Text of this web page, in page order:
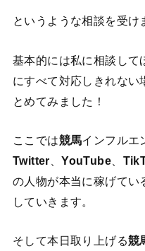
というような相談を受け
基本的には私に相談して
にすべて対応しきれない
とめてみました！
ここでは競馬インフルエ
Twitter 、YouTube
の人物が本当に稼げてい
していきます。
そして本日取り上げる競